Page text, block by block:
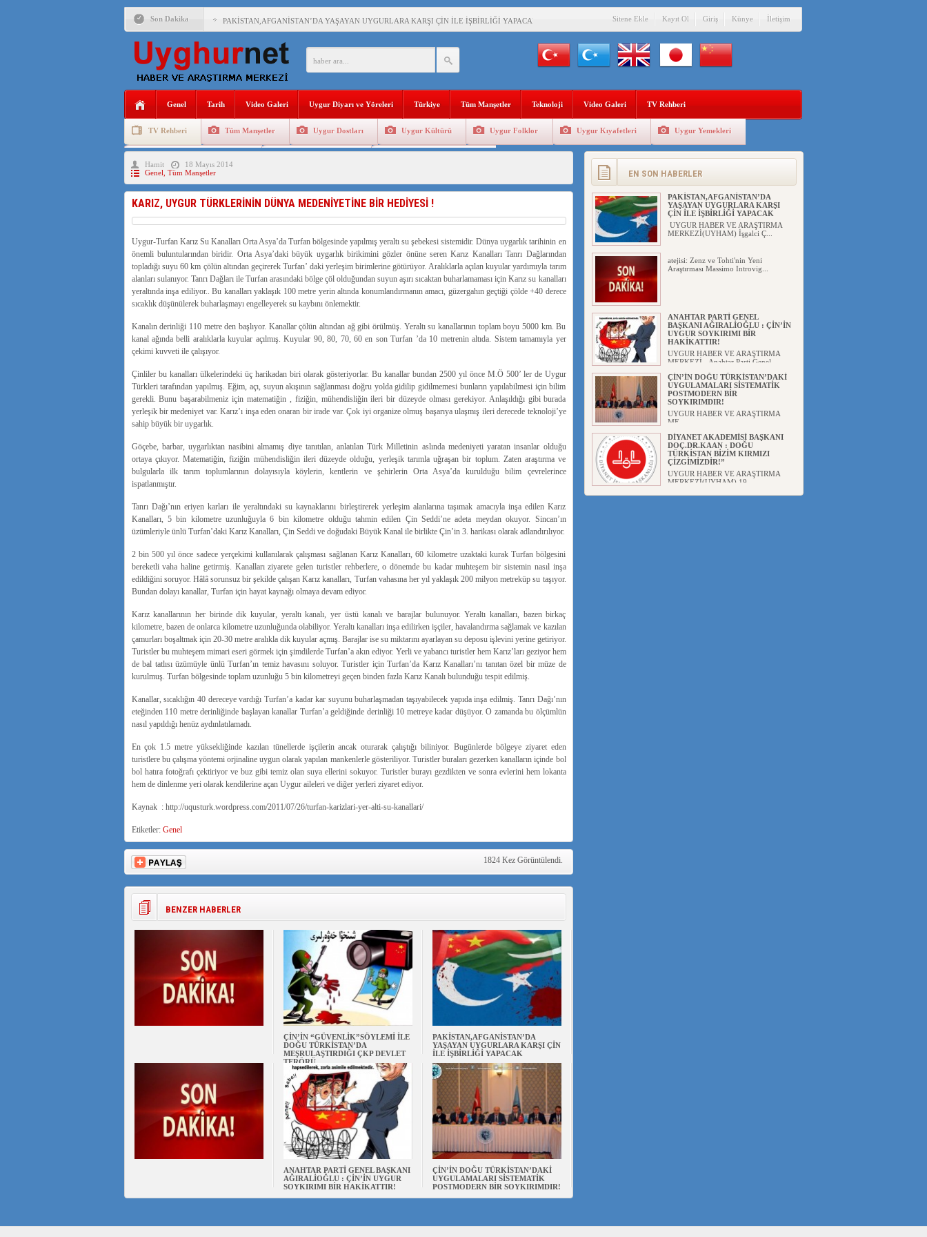
Son Dakika PAKİSTAN,AFGANİSTAN’DA YAŞAYAN UYGURLARA KARŞI ÇİN İLE İŞBİRLİĞİ YAPACAK
ANAHTAR PARTİ GENEL BAŞKANI AĞIRALİOĞLU : ÇİN’İN UYGUR SOYKIRIMI BİR HAKİKATTIR!
ÇİN’İN DOĞU TÜRKİSTAN’DAKİ UYGULAMALARI SİSTEMATİK POSTMODERN BİR SOYKIRIMDIR!
DİYANET AKADEMİSİ BAŞKANI DOÇ.DR.KAAN : DOĞU TÜRKİSTAN BİZİM KIRMIZI ÇİZGİMİZDİR!”
ÇİN’İN UYGUR POLİTİKALARINI ÖVEN DİYANET AKADEMİSİ BAŞKANI’NA TEPKİLER SÜRÜYOR
MHP’DEN URUMÇİ KATLİAMI MESAJİ : 05.07.2009 URUMÇİ ŞEHİTLERİNİ RAHMETLE ANIYORUZ
Sitene Ekle Kayıt Ol Giriş Künye İletişim
Genel Tarih Video Galeri Uygur Diyarı ve Yöreleri Türkiye Tüm Manşetler Teknoloji Video Galeri TV Rehberi
TV Rehberi Tüm Manşetler Uygur Dostları Uygur Kültürü Uygur Folklor Uygur Kıyafetleri Uygur Yemekleri
Uygurlarda Düğün ve Cenaze
Hamit
18 Mayıs 2014
Genel Tüm Manşetler
KARIZ, UYGUR TÜRKLERİNİN DÜNYA MEDENİYETİNE BİR HEDİYESİ !
Uygur-Turfan Karız Su Kanalları Orta Asya’da Turfan bölgesinde yapılmış yeraltı su şebekesi sistemidir. Dünya uygarlık tarihinin en
önemli buluntularından biridir. Orta Asya’daki büyük uygarlık birikimini gözler önüne seren Karız Kanalları Tanrı Dağlarından
topladığı suyu 60 km çölün altından geçirerek Turfan’ daki yerleşim birimlerine götürüyor. Aralıklarla açılan kuyular yardımıyla tarım
alanları sulanıyor. Tanrı Dağları ile Turfan arasındaki bölge çöl olduğundan suyun aşırı sıcaktan buharlamaması için Karız su kanalları
yeraltında inşa ediliyor.. Bu kanalları yaklaşık 100 metre yerin altında konumlandırmanın amacı, güzergahın geçtiği çölde +40 derece
sıcaklık düşünülerek buharlaşmayı engelleyerek su kaybını önlemektir.
Kanalın derinliği 110 metre den başlıyor. Kanallar çölün altından ağ gibi örülmüş. Yeraltı su kanallarının toplam boyu 5000 km. Bu
kanal ağında belli aralıklarla kuyular açılmış. Kuyular 90, 80, 70, 60 en son Turfan ’da 10 metrenin altıda. Sistem tamamıyla yer
çekimi kuvveti ile çalışıyor.
Çinliler bu kanalları ülkelerindeki üç harikadan biri olarak gösteriyorlar. Bu kanallar bundan 2500 yıl önce M.Ö 500’ ler de Uygur
Türkleri tarafından yapılmış. Eğim, açı, suyun akışının sağlanması doğru yolda gidilip gidilmemesi bunların yapılabilmesi için bilim
gerekli. Bunu başarabilmeniz için matematiğin , fiziğin, mühendisliğin ileri bir düzeyde olması gerekiyor. Anlaşıldığı gibi burada
yerleşik bir medeniyet var. Karız’ı inşa eden onaran bir irade var. Çok iyi organize olmuş başarıya ulaşmış ileri derecede teknoloji’ye
sahip büyük bir uygarlık.
Göçebe, barbar, uygarlıktan nasibini almamış diye tanıtılan, anlatılan Türk Milletinin aslında medeniyeti yaratan insanlar olduğu
ortaya çıkıyor. Matematiğin, fiziğin mühendisliğin ileri düzeyde olduğu, yerleşik tarımla uğraşan bir toplum. Zaten araştırma ve
bulgularla ilk tarım toplumlarının dolayısıyla köylerin, kentlerin ve şehirlerin Orta Asya’da kurulduğu bilim çevrelerince
ispatlanmıştır.
Tanrı Dağı’nın eriyen karları ile yeraltındaki su kaynaklarını birleştirerek yerleşim alanlarına taşımak amacıyla inşa edilen Karız
Kanalları, 5 bin kilometre uzunluğuyla 6 bin kilometre olduğu tahmin edilen Çin Seddi’ne adeta meydan okuyor. Sincan’ın
üzümleriyle ünlü Turfan’daki Karız Kanalları, Çin Seddi ve doğudaki Büyük Kanal ile birlikte Çin’in 3. harikası olarak adlandırılıyor.
2 bin 500 yıl önce sadece yerçekimi kullanılarak çalışması sağlanan Karız Kanalları, 60 kilometre uzaktaki kurak Turfan bölgesini
bereketli vaha haline getirmiş. Kanalları ziyarete gelen turistler rehberlere, o dönemde bu kadar muhteşem bir sistemin nasıl inşa
edildiğini soruyor. Hâlâ sorunsuz bir şekilde çalışan Karız kanalları, Turfan vahasına her yıl yaklaşık 200 milyon metreküp su taşıyor.
Bundan dolayı kanallar, Turfan için hayat kaynağı olmaya devam ediyor.
Karız kanallarının her birinde dik kuyular, yeraltı kanalı, yer üstü kanalı ve barajlar bulunuyor. Yeraltı kanalları, bazen birkaç
kilometre, bazen de onlarca kilometre uzunluğunda olabiliyor. Yeraltı kanalları inşa edilirken işçiler, havalandırma sağlamak ve kazılan
çamurları boşaltmak için 20-30 metre aralıkla dik kuyular açmış. Barajlar ise su miktarını ayarlayan su deposu işlevini yerine getiriyor.
Turistler bu muhteşem mimari eseri görmek için şimdilerde Turfan’a akın ediyor. Yerli ve yabancı turistler hem Karız’ları geziyor hem
de bal tatlısı üzümüyle ünlü Turfan’ın temiz havasını soluyor. Turistler için Turfan’da Karız Kanalları’nı tanıtan özel bir müze de
kurulmuş. Turfan bölgesinde toplam uzunluğu 5 bin kilometreyi geçen binden fazla Karız Kanalı bulunduğu tespit edilmiş.
Kanallar, sıcaklığın 40 dereceye vardığı Turfan’a kadar kar suyunu buharlaşmadan taşıyabilecek yapıda inşa edilmiş. Tanrı Dağı’nın
eteğinden 110 metre derinliğinde başlayan kanallar Turfan’a geldiğinde derinliği 10 metreye kadar düşüyor. O zamanda bu ölçümlün
nasıl yapıldığı henüz aydınlatılamadı.
En çok 1.5 metre yüksekliğinde kazılan tünellerde işçilerin ancak oturarak çalıştığı biliniyor. Bugünlerde bölgeye ziyaret eden
turistlere bu çalışma yöntemi orjinaline uygun olarak yapılan mankenlerle gösteriliyor. Turistler buraları gezerken kanalların içinde bol
bol hatıra fotoğrafı çektiriyor ve buz gibi temiz olan suya ellerini sokuyor. Turistler burayı gezdikten ve sonra evlerini hem lokanta
hem de dinlenme yeri olarak kendilerine açan Uygur aileleri ve diğer yerleri ziyaret ediyor.
Kaynak : http://uqusturk.wordpress.com/2011/07/26/turfan-karizlari-yer-alti-su-kanallari/
Etiketler: Genel
1824 Kez Görüntülendi.
BENZER HABERLER
ÇİN’İN “GÜVENLİK”SÖYLEMİ İLE
DOĞU TÜRKİSTAN’DA
MEŞRULAŞTIRDIĞI ÇKP DEVLET
TERÖRÜ
PAKİSTAN,AFGANİSTAN’DA
YAŞAYAN UYGURLARA KARŞI ÇİN
İLE İŞBİRLİĞİ YAPACAK
ANAHTAR PARTİ GENEL BAŞKANI
AĞIRALİOĞLU : ÇİN’İN UYGUR
SOYKIRIMI BİR HAKİKATTIR!
ÇİN’İN DOĞU TÜRKİSTAN’DAKİ
UYGULAMALARI SİSTEMATİK
POSTMODERN BİR SOYKIRIMDIR!
EN SON HABERLER
ÇİN’İN “GÜVENLİK”SÖYLEMİ İLE
DOĞU TÜRKİSTAN’DA
MEŞRULAŞTIRDIĞI ÇKP DEVLET
TERÖRÜ
YILMAZ ER(habernida.com) Çin
PAKİSTAN,AFGANİSTAN’DA
YAŞAYAN UYGURLARA KARŞI
ÇİN İLE İŞBİRLİĞİ YAPACAK
UYGUR HABER VE ARAŞTIRMA
MERKEZİ(UYHAM) İşgalci Ç...
atejisi: Zenz ve Tohti'nin Yeni
Araştırması Massimo Introvig...
ANAHTAR PARTİ GENEL
BAŞKANI AĞIRALİOĞLU : ÇİN’İN
UYGUR SOYKIRIMI BİR
HAKİKATTIR!
UYGUR HABER VE ARAŞTIRMA
MERKEZİ Anahtar Parti Genel
ÇİN’İN DOĞU TÜRKİSTAN’DAKİ
UYGULAMALARI SİSTEMATİK
POSTMODERN BİR
SOYKIRIMDIR!
UYGUR HABER VE ARAŞTIRMA
ME...
DİYANET AKADEMİSİ BAŞKANI
DOÇ.DR.KAAN : DOĞU
TÜRKİSTAN BİZİM KIRMIZI
ÇİZGİMİZDİR!”
UYGUR HABER VE ARAŞTIRMA
MERKEZİ(UYHAM) 19...
150 YILDIR KAYNAYAN YARAMIZ